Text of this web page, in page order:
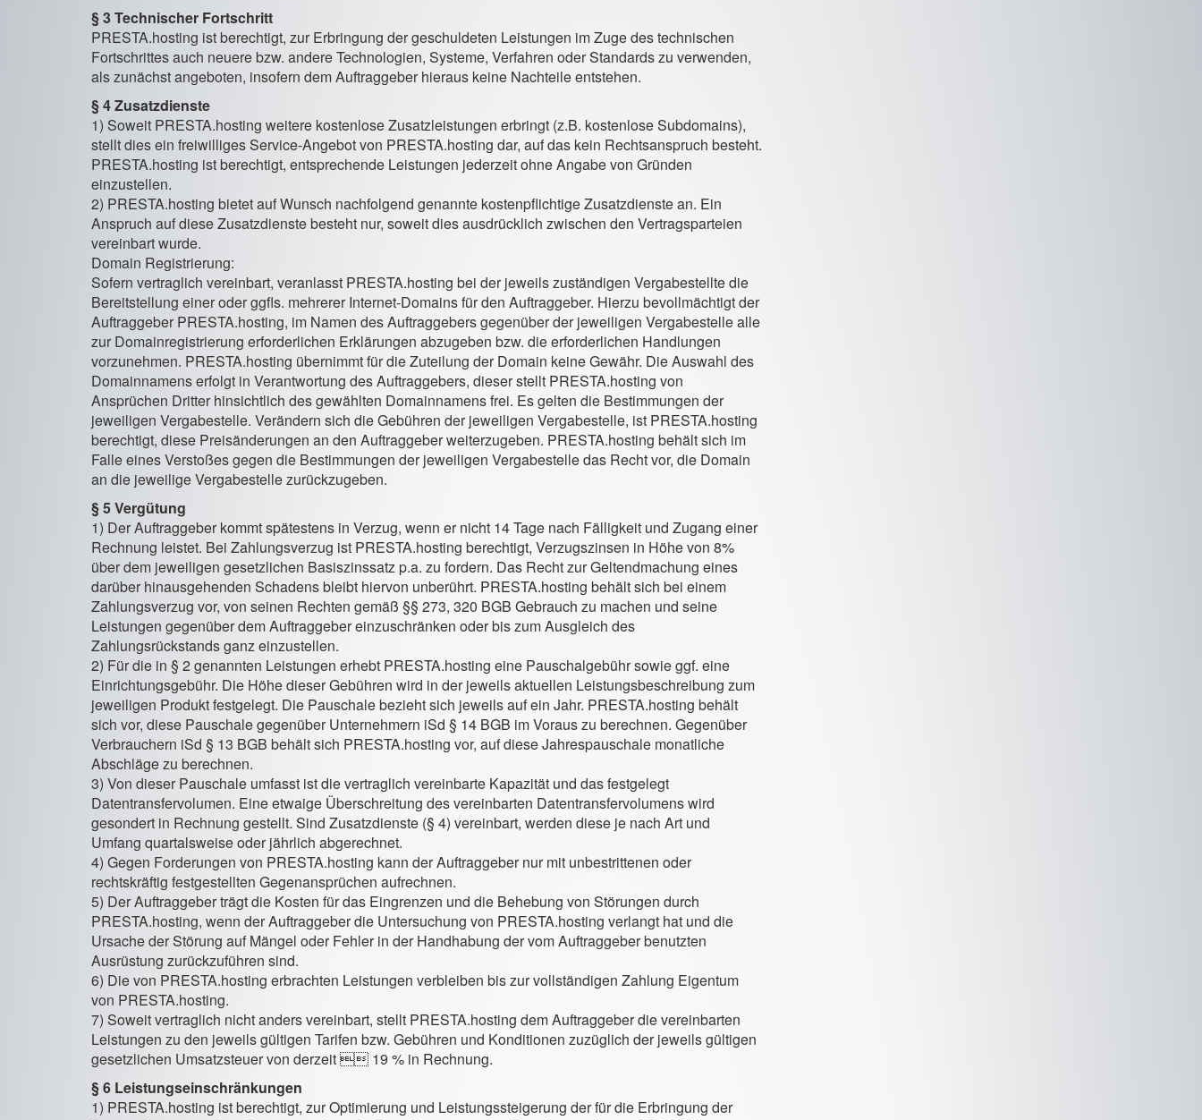
§ 3 Technischer Fortschritt
PRESTA.hosting ist berechtigt, zur Erbringung der geschuldeten Leistungen im Zuge des technischen
Fortschrittes auch neuere bzw. andere Technologien, Systeme, Verfahren oder Standards zu verwenden,
als zunächst angeboten, insofern dem Auftraggeber hieraus keine Nachteile entstehen.
§ 4 Zusatzdienste
1) Soweit PRESTA.hosting weitere kostenlose Zusatzleistungen erbringt (z.B. kostenlose Subdomains),
stellt dies ein freiwilliges Service-Angebot von PRESTA.hosting dar, auf das kein Rechtsanspruch besteht.
PRESTA.hosting ist berechtigt, entsprechende Leistungen jederzeit ohne Angabe von Gründen
einzustellen.
2) PRESTA.hosting bietet auf Wunsch nachfolgend genannte kostenpflichtige Zusatzdienste an. Ein
Anspruch auf diese Zusatzdienste besteht nur, soweit dies ausdrücklich zwischen den Vertragsparteien
vereinbart wurde.
Domain Registrierung:
Sofern vertraglich vereinbart, veranlasst PRESTA.hosting bei der jeweils zuständigen Vergabestellte die
Bereitstellung einer oder ggfls. mehrerer Internet-Domains für den Auftraggeber. Hierzu bevollmächtigt der
Auftraggeber PRESTA.hosting, im Namen des Auftraggebers gegenüber der jeweiligen Vergabestelle alle
zur Domainregistrierung erforderlichen Erklärungen abzugeben bzw. die erforderlichen Handlungen
vorzunehmen. PRESTA.hosting übernimmt für die Zuteilung der Domain keine Gewähr. Die Auswahl des
Domainnamens erfolgt in Verantwortung des Auftraggebers, dieser stellt PRESTA.hosting von
Ansprüchen Dritter hinsichtlich des gewählten Domainnamens frei. Es gelten die Bestimmungen der
jeweiligen Vergabestelle. Verändern sich die Gebühren der jeweiligen Vergabestelle, ist PRESTA.hosting
berechtigt, diese Preisänderungen an den Auftraggeber weiterzugeben. PRESTA.hosting behält sich im
Falle eines Verstoßes gegen die Bestimmungen der jeweiligen Vergabestelle das Recht vor, die Domain
an die jeweilige Vergabestelle zurückzugeben.
§ 5 Vergütung
1) Der Auftraggeber kommt spätestens in Verzug, wenn er nicht 14 Tage nach Fälligkeit und Zugang einer
Rechnung leistet. Bei Zahlungsverzug ist PRESTA.hosting berechtigt, Verzugszinsen in Höhe von 8%
über dem jeweiligen gesetzlichen Basiszinssatz p.a. zu fordern. Das Recht zur Geltendmachung eines
darüber hinausgehenden Schadens bleibt hiervon unberührt. PRESTA.hosting behält sich bei einem
Zahlungsverzug vor, von seinen Rechten gemäß §§ 273, 320 BGB Gebrauch zu machen und seine
Leistungen gegenüber dem Auftraggeber einzuschränken oder bis zum Ausgleich des
Zahlungsrückstands ganz einzustellen.
2) Für die in § 2 genannten Leistungen erhebt PRESTA.hosting eine Pauschalgebühr sowie ggf. eine
Einrichtungsgebühr. Die Höhe dieser Gebühren wird in der jeweils aktuellen Leistungsbeschreibung zum
jeweiligen Produkt festgelegt. Die Pauschale bezieht sich jeweils auf ein Jahr. PRESTA.hosting behält
sich vor, diese Pauschale gegenüber Unternehmern iSd § 14 BGB im Voraus zu berechnen. Gegenüber
Verbrauchern iSd § 13 BGB behält sich PRESTA.hosting vor, auf diese Jahrespauschale monatliche
Abschläge zu berechnen.
3) Von dieser Pauschale umfasst ist die vertraglich vereinbarte Kapazität und das festgelegt
Datentransfervolumen. Eine etwaige Überschreitung des vereinbarten Datentransfervolumens wird
gesondert in Rechnung gestellt. Sind Zusatzdienste (§ 4) vereinbart, werden diese je nach Art und
Umfang quartalsweise oder jährlich abgerechnet.
4) Gegen Forderungen von PRESTA.hosting kann der Auftraggeber nur mit unbestrittenen oder
rechtskräftig festgestellten Gegenansprüchen aufrechnen.
5) Der Auftraggeber trägt die Kosten für das Eingrenzen und die Behebung von Störungen durch
PRESTA.hosting, wenn der Auftraggeber die Untersuchung von PRESTA.hosting verlangt hat und die
Ursache der Störung auf Mängel oder Fehler in der Handhabung der vom Auftraggeber benutzten
Ausrüstung zurückzuführen sind.
6) Die von PRESTA.hosting erbrachten Leistungen verbleiben bis zur vollständigen Zahlung Eigentum
von PRESTA.hosting.
7) Soweit vertraglich nicht anders vereinbart, stellt PRESTA.hosting dem Auftraggeber die vereinbarten
Leistungen zu den jeweils gültigen Tarifen bzw. Gebühren und Konditionen zuzüglich der jeweils gültigen
gesetzlichen Umsatzsteuer von derzeit  19 % in Rechnung.
§ 6 Leistungseinschränkungen
1) PRESTA.hosting ist berechtigt, zur Optimierung und Leistungssteigerung der für die Erbringung der